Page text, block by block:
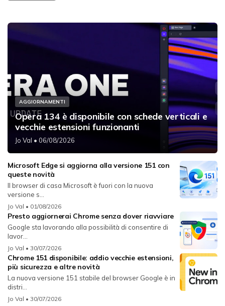
AGGIORNAMENTI
Opera 134 è disponibile con schede verticali e
vecchie estensioni funzionanti
Jo Val • 06/08/2026
Microsoft Edge si aggiorna alla versione 151 con
queste novità
Il browser di casa Microsoft è fuori con la nuova
versione s...
Jo Val • 01/08/2026
Presto aggiornerai Chrome senza dover riavviare
Google sta lavorando alla possibilità di consentire di
lavor...
Jo Val • 30/07/2026
Chrome 151 disponibile: addio vecchie estensioni,
più sicurezza e altre novità
La nuova versione 151 stabile del browser Google è in
distri...
Jo Val • 30/07/2026